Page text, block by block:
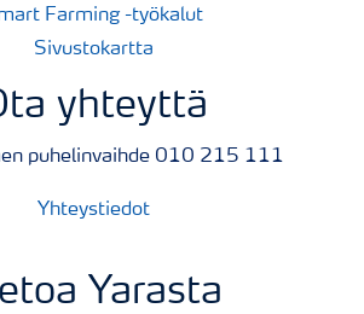
Farming -työkalut
Sivustokartta
yhteyttä
puhelinvaihde 010 215 111
Yhteystiedot
Yarasta